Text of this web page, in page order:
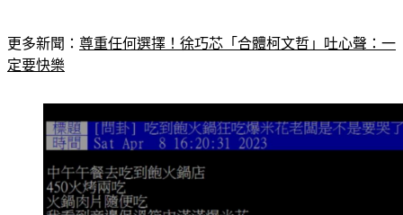
更多新聞：